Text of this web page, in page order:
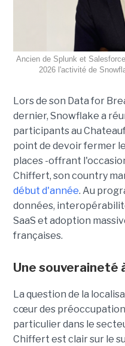
Ancien de Splunk et
2026 l'activité de
Lors de son Data for
dernier, Snowflake a
participants au
point de devoir fermer
places -offrant
Chiffert, son country
début d'année. Au
données,
SaaS et adoption
françaises.
Une souveraineté
La question de la
cœur des
particulier dans le
Chiffert est clair sur le